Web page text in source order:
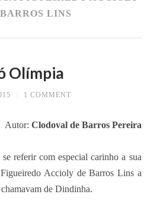
LINS
Olímpia
1 COMMENT
Autor: Clodoval de Barros Pereira
referir com especial carinho a sua
Accioly de Barros Lins a
de Dindinha.